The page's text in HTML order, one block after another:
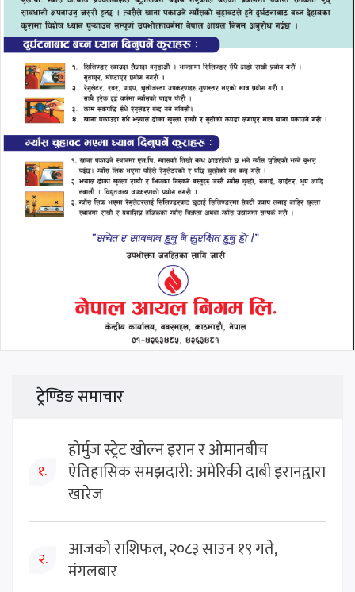
ट्रेण्डिङ समाचार
१.
होर्मुज स्ट्रेट खोल्न इरान र ओमानबीच
ऐतिहासिक समझदारी: अमेरिकी दाबी इरानद्वारा
खारेज
२.
आजको राशिफल, २०८३ साउन १९ गते,
मंगलबार